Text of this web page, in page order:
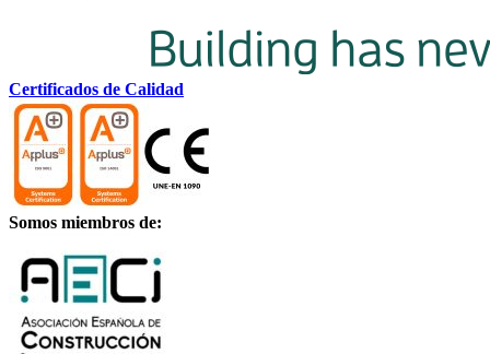
Certificados de Calidad
Somos miembros de: